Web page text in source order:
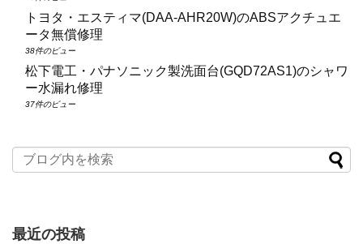
トヨタ・エスティマ(DAA‑AHR20W)のABSアクチュエ
ータ無償修理
38件のビュー
松下電工・パナソニック製洗面台(GQD72AS1)のシャワ
ー水漏れ修理
37件のビュー
最近の投稿